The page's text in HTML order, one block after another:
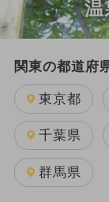
温
関東の都道府
東京都
千葉県
群馬県